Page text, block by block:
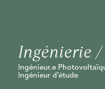
Ingénierie
Ingénieur.e
Ingénieur d’étude